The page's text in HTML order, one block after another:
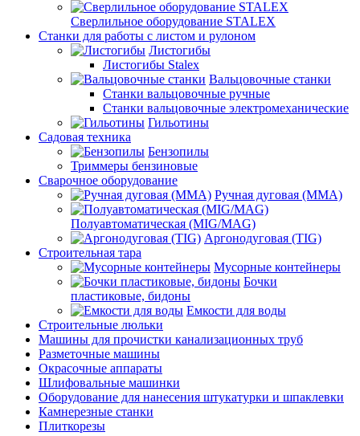
Сверлильное оборудование STALEX
Станки для работы с листом и рулоном
Листогибы
Листогибы Stalex
Вальцовочные станки
Станки вальцовочные ручные
Станки вальцовочные электромеханические
Гильотины
Садовая техника
Бензопилы
Триммеры бензиновые
Сварочное оборудование
Ручная дуговая (MMA)
Полуавтоматическая (MIG/MAG)
Аргонодуговая (TIG)
Строительная тара
Мусорные контейнеры
Бочки
пластиковые, бидоны
Емкости для воды
Строительные люльки
Машины для прочистки канализационных труб
Разметочные машины
Окрасочные аппараты
Шлифовальные машинки
Оборудование для нанесения штукатурки и шпаклевки
Камнерезные станки
Плиткорезы